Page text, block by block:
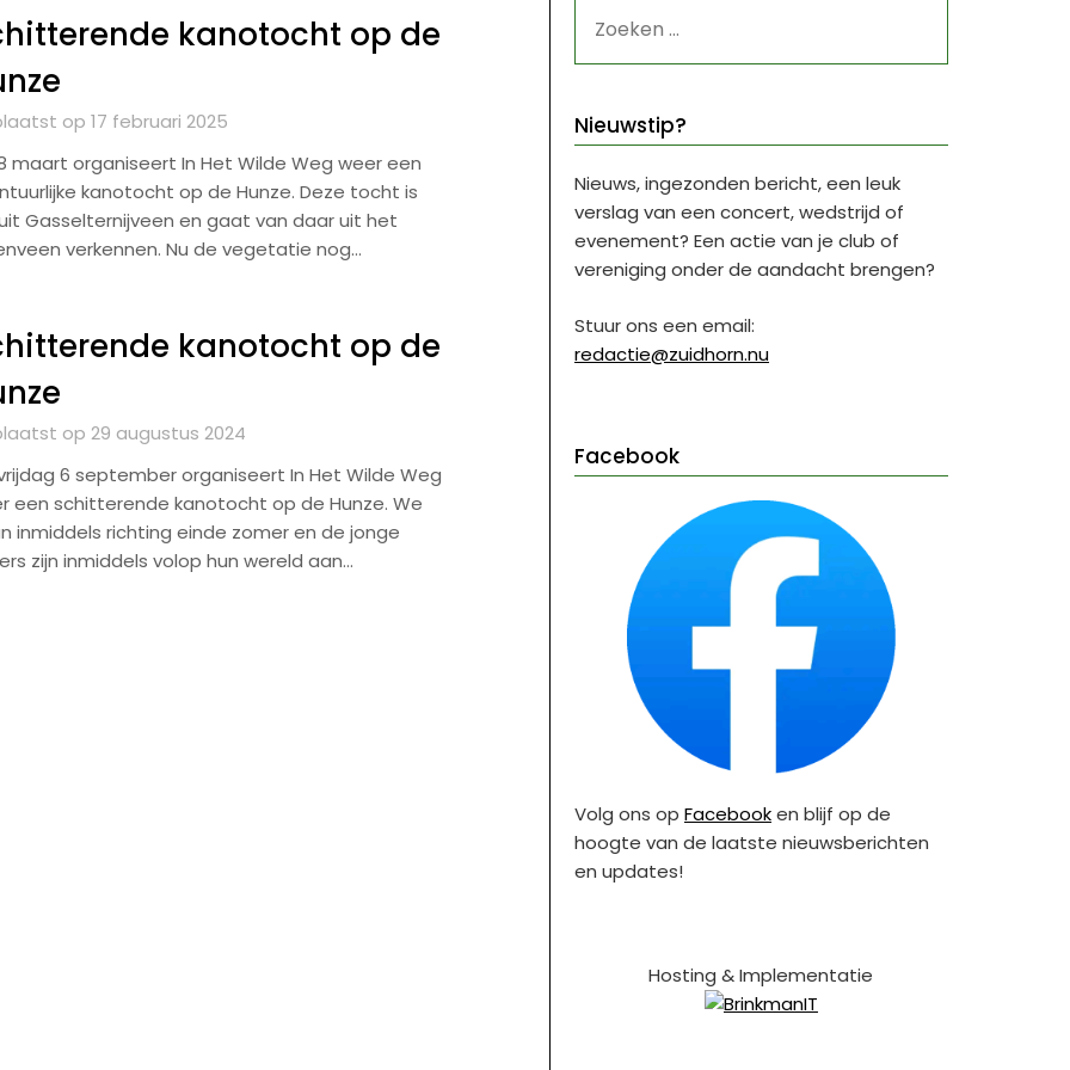
kanotocht op de
op 17 februari 2025
maart organiseert In Het Wilde Weg weer een
kanotocht op de Hunze. Deze tocht is
Gasselternijveen en gaat van daar uit het
verkennen. Nu de vegetatie nog…
kanotocht op de
op 29 augustus 2024
6 september organiseert In Het Wilde Weg
een schitterende kanotocht op de Hunze. We
inmiddels richting einde zomer en de jonge
zijn inmiddels volop hun wereld aan…
NAAR:
Nieuwstip?
Nieuws, ingezonden bericht, een leuk
verslag van een concert, wedstrijd of
evenement? Een actie van je club of
vereniging onder de aandacht brengen?
Stuur ons een email:
redactie@zuidhorn.nu
Facebook
Volg ons op Facebooken blijf op de
hoogte van de laatste nieuwsberichten
en updates!
Hosting & Implementatie